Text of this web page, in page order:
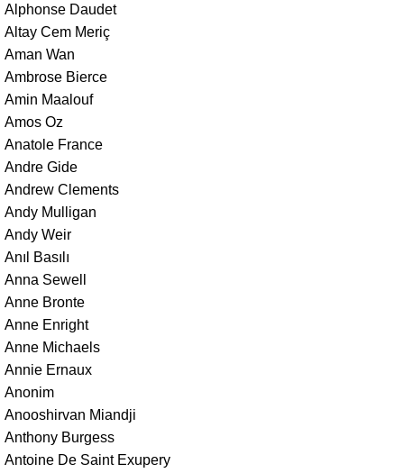
Alphonse Daudet
Altay Cem Meriç
Aman Wan
Ambrose Bierce
Amin Maalouf
Amos Oz
Anatole France
Andre Gide
Andrew Clements
Andy Mulligan
Andy Weir
Anıl Basılı
Anna Sewell
Anne Bronte
Anne Enright
Anne Michaels
Annie Ernaux
Anonim
Anooshirvan Miandji
Anthony Burgess
Antoine De Saint Exupery